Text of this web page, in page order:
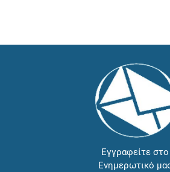
Εγγραφείτε στο
Ενημερωτικό